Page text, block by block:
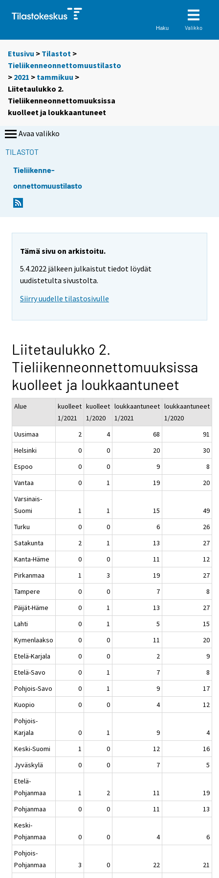
Haku Valikko
Etusivu > Tilastot >
Tieliikenneonnettomuustilasto
> 2021 > tammikuu >
Liitetaulukko 2.
Tieliikenneonnettomuuksissa
kuolleet ja loukkaantuneet
Avaa valikko
TILASTOT
Tieliikenne-
onnettomuustilasto
Tämä sivu on arkistoitu.
5.4.2022 jälkeen julkaistut tiedot löydät
uudistetulta sivustolta.
Siirry uudelle tilastosivulle
Liitetaulukko 2.
Tieliikenneonnettomuuksissa
kuolleet ja loukkaantuneet
Alue
kuolleet
1/2021
kuolleet
1/2020
loukkaantuneet
1/2021
loukkaantuneet
1/2020
Uusimaa
2 4 68
91
Helsinki
0 0 20
30
Espoo
0 0 9
8
Vantaa
0 1 19
20
Varsinais-
Suomi
1 1 15
49
Turku
0 0 6
26
Satakunta
2 1 13
27
Kanta-Häme
0 0 11
12
Pirkanmaa
1 3 19
27
Tampere
0 0 7
8
Päijät-Häme
0 1 13
27
Lahti
0 1 5
15
Kymenlaakso
0 0 11
20
Etelä-Karjala
0 0 2
9
Etelä-Savo
0 1 7
8
Pohjois-Savo
0 1 9
17
Kuopio
0 0 4
12
Pohjois-
Karjala
0 1 9
4
Keski-Suomi
1 0 12
16
Jyväskylä
0 0 7
5
Etelä-
Pohjanmaa
1 2 11
19
Pohjanmaa
0 0 11
13
Keski-
Pohjanmaa
0 0 4
6
Pohjois-
Pohjanmaa
3 0 22
21